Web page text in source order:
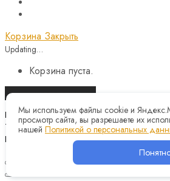
Корзина Закрыть
Updating…
Корзина пуста.
Продолжить покупки
Назад
Telegram
Instagram
Мы используем файлы cookie и
просмотр сайта, вы разрешаете их
нашей Политикой о персональных